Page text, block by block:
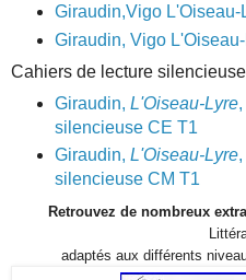
Giraudin,Vigo L'Oiseau-
Giraudin, Vigo
Cahiers de lecture silencieuse
Giraudin, L'Oiseau-Lyre,
silencieuse CE T1
Giraudin, L'Oiseau-Lyre,
silencieuse CM T1
Retrouvez de nombreux
adaptés aux différents